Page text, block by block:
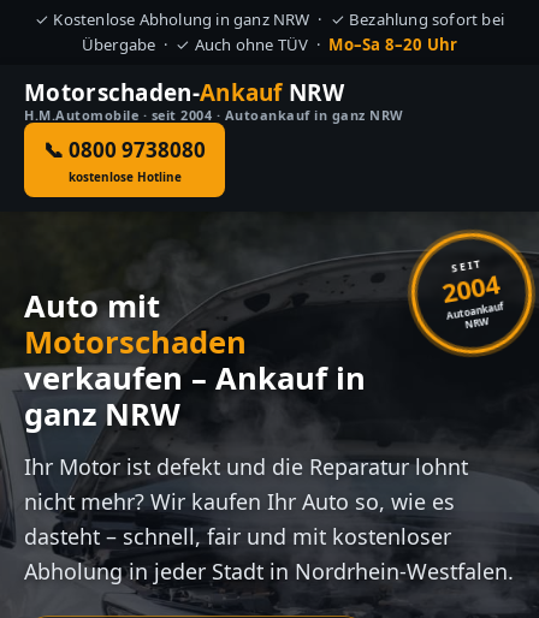
✓ Kostenlose Abholung in ganz NRW · ✓ Bezahlung sofort bei
Übergabe · ✓ Auch ohne TÜV · Mo–Sa 8–20 Uhr
Motorschaden-AnkaufNRW
H.M.Automobile · seit 2004 · Autoankauf in ganz NRW
📞 0800 9738080
kostenlose Hotline
SEIT
2004
Autoankauf
NRW
Auto mit
Motorschaden
verkaufen – Ankauf in
ganz NRW
Ihr Motor ist defekt und die Reparatur lohnt
nicht mehr? Wir kaufen Ihr Auto so, wie es
dasteht – schnell, fair und mit kostenloser
Abholung in jeder Stadt in Nordrhein-Westfalen.